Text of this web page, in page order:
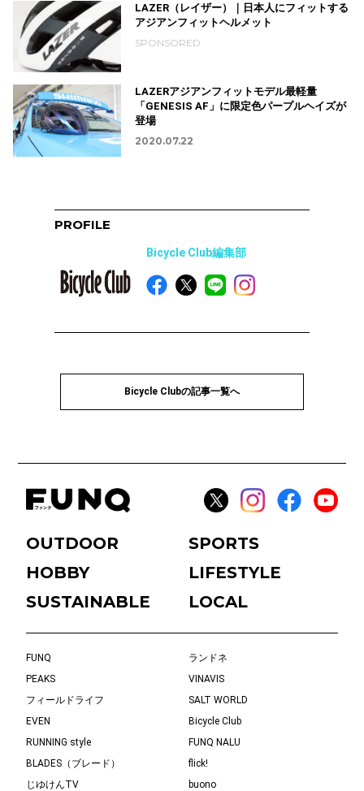
LAZER（レイザー）｜日本人にフィットする
アジアンフィットヘルメット
SPONSORED
LAZERアジアンフィットモデル最軽量
「GENESIS AF」に限定色パープルヘイズが
登場
2020.07.22
PROFILE
Bicycle Club編集部
Bicycle Clubの記事一覧へ
OUTDOOR
SPORTS
HOBBY
LIFESTYLE
SUSTAINABLE
LOCAL
FUNQ
ランドネ
PEAKS
VINAVIS
フィールドライフ
SALT WORLD
EVEN
Bicycle Club
RUNNING style
FUNQ NALU
BLADES（ブレード）
flick!
じゆけんTV
buono